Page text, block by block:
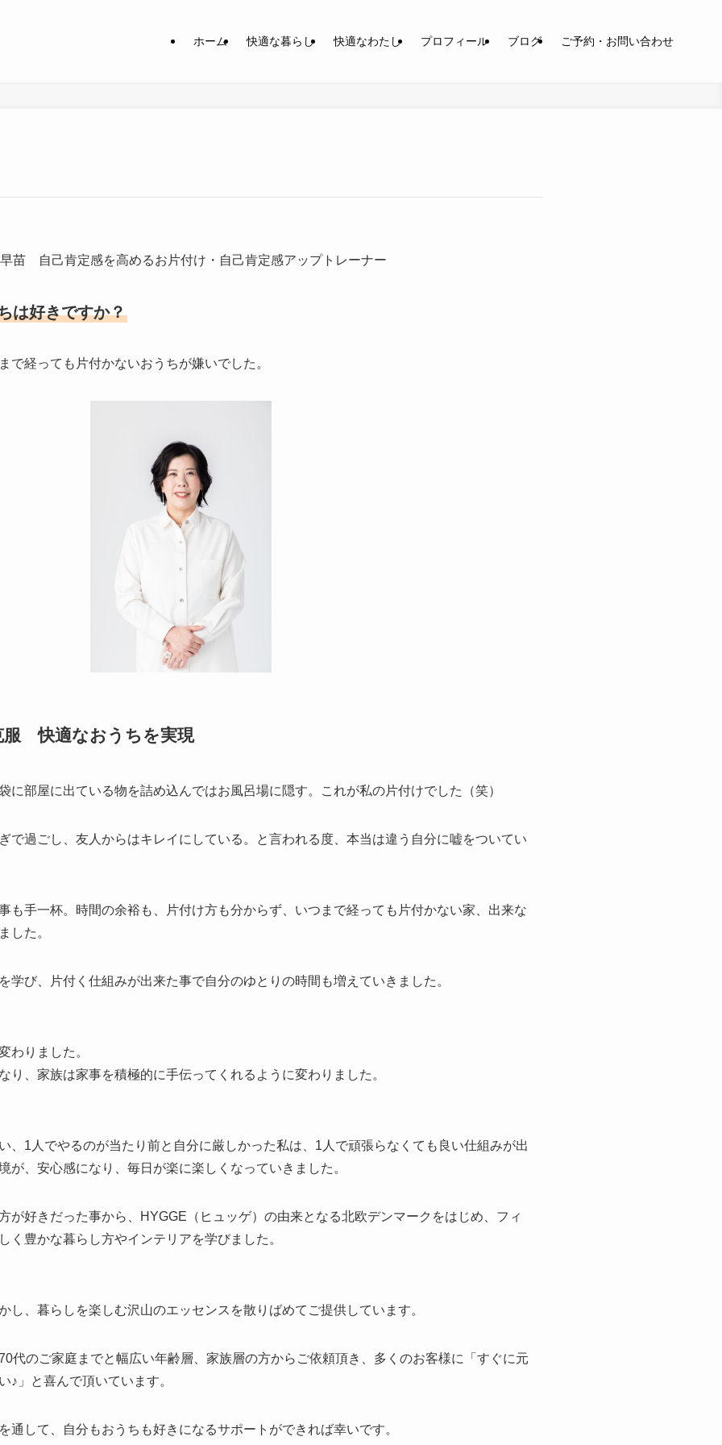
ホーム 快適な暮らし 快適なわたし プロフィール ブログ ご予約・お問い合わせ
苗 自己肯定感を高めるお片付け・自己肯定感アップトレーナー
は好きですか？
で経っても片付かないおうちが嫌いでした。
服 快適なおうちを実現
に部屋に出ている物を詰め込んではお風呂場に隠す。これが私の片付けでした（笑）
で過ごし、友人からはキレイにしている。と言われる度、本当は違う自分に嘘をついてい
も手一杯。時間の余裕も、片付け方も分からず、いつまで経っても片付かない家、出来な
した。
学び、片付く仕組みが出来た事で自分のゆとりの時間も増えていきました。
わりました。
り、家族は家事を積極的に手伝ってくれるように変わりました。
、1人でやるのが当たり前と自分に厳しかった私は、1人で頑張らなくても良い仕組みが出
が、安心感になり、毎日が楽に楽しくなっていきました。
が好きだった事から、HYGGE（ヒュッゲ）の由来となる北欧デンマークをはじめ、フィ
く豊かな暮らし方やインテリアを学びました。
し、暮らしを楽しむ沢山のエッセンスを散りばめてご提供しています。
代のご家庭までと幅広い年齢層、家族層の方からご依頼頂き、多くのお客様に「すぐに元
♪」と喜んで頂いています。
通して、自分もおうちも好きになるサポートができれば幸いです。